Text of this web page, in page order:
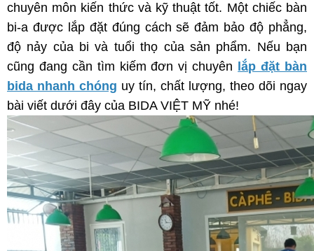
chuyên môn kiến thức và kỹ thuật tốt. Một chiếc bàn
bi-a được lắp đặt đúng cách sẽ đảm bảo độ phẳng,
độ nảy của bi và tuổi thọ của sản phẩm. Nếu bạn
cũng đang cần tìm kiếm đơn vị chuyên
lắp đặt bàn
bida nhanh chóng uy tín, chất lượng, theo dõi ngay
bài viết dưới đây của BIDA VIỆT MỸ nhé!